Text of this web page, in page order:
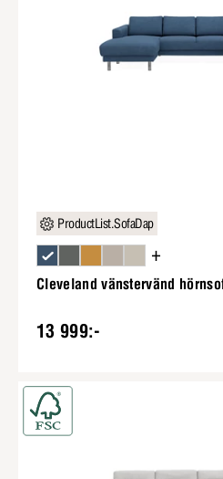
ProductList.SofaDap
+
Cleveland vänstervänd
13 999:-